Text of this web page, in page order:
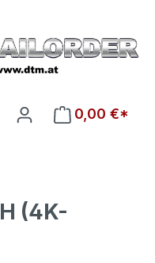
hast 0 Produkte auf
0,00 €*
(4K-